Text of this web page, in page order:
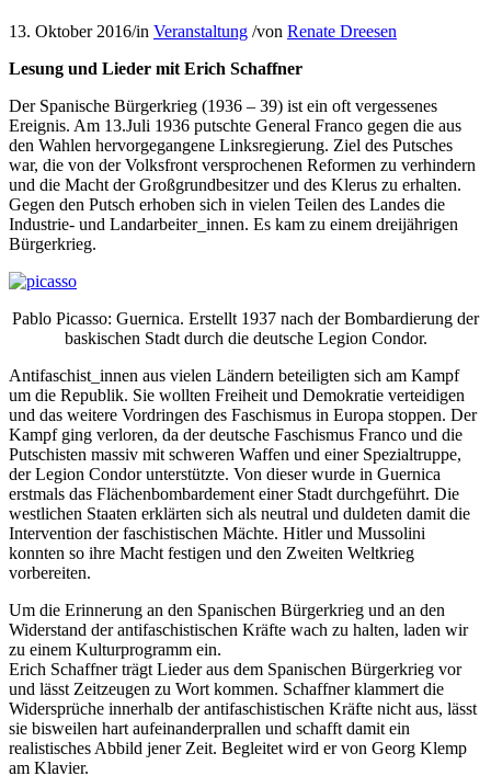
13. Oktober 2016/in Veranstaltung /von Renate Dreesen
Lesung und Lieder mit Erich Schaffner
Der Spanische Bürgerkrieg (1936 – 39) ist ein oft vergessenes
Ereignis. Am 13.Juli 1936 putschte General Franco gegen die aus
den Wahlen hervorgegangene Linksregierung. Ziel des Putsches
war, die von der Volksfront versprochenen Reformen zu verhindern
und die Macht der Großgrundbesitzer und des Klerus zu erhalten.
Gegen den Putsch erhoben sich in vielen Teilen des Landes die
Industrie- und Landarbeiter_innen. Es kam zu einem dreijährigen
Bürgerkrieg.
Pablo Picasso: Guernica. Erstellt 1937 nach der Bombardierung der
baskischen Stadt durch die deutsche Legion Condor.
Antifaschist_innen aus vielen Ländern beteiligten sich am Kampf
um die Republik. Sie wollten Freiheit und Demokratie verteidigen
und das weitere Vordringen des Faschismus in Europa stoppen. Der
Kampf ging verloren, da der deutsche Faschismus Franco und die
Putschisten massiv mit schweren Waffen und einer Spezialtruppe,
der Legion Condor unterstützte. Von dieser wurde in Guernica
erstmals das Flächenbombardement einer Stadt durchgeführt. Die
westlichen Staaten erklärten sich als neutral und duldeten damit die
Intervention der faschistischen Mächte. Hitler und Mussolini
konnten so ihre Macht festigen und den Zweiten Weltkrieg
vorbereiten.
Um die Erinnerung an den Spanischen Bürgerkrieg und an den
Widerstand der antifaschistischen Kräfte wach zu halten, laden wir
zu einem Kulturprogramm ein.
Erich Schaffner trägt Lieder aus dem Spanischen Bürgerkrieg vor
und lässt Zeitzeugen zu Wort kommen. Schaffner klammert die
Widersprüche innerhalb der antifaschistischen Kräfte nicht aus, lässt
sie bisweilen hart aufeinanderprallen und schafft damit ein
realistisches Abbild jener Zeit. Begleitet wird er von Georg Klemp
am Klavier.